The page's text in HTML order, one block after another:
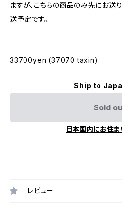
ますが、こちらの商品のみ先にお送
送予定です。
33700yen (37070 taxin)
Ship to
Sold
日本国内にお住
レビュー